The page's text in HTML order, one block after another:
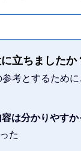
立ちましたか
考とするため
は分かりやすか
た